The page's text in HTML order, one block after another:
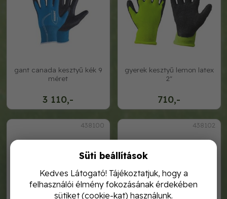
3 110,-
gant canada kesztyű kék 9
méret
710,-
gyerek kesztyű lemon latex
2"
438100 438102
Süti beállítások
Kedves Látogató! Tájékoztatjuk, hogy a
felhasználói élmény fokozásának érdekében
sütiket (cookie-kat) használunk.